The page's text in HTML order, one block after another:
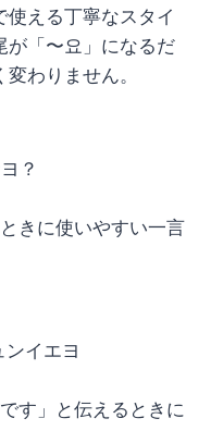
える丁寧なスタイ
が「〜요」になるだ
わりません。
？
きに使いやすい一言
イエヨ
す」と伝えるときに